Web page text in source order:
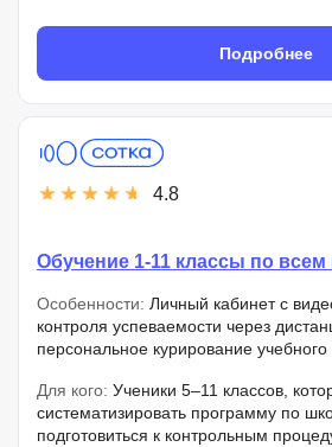
Подробнее
4.8
Обучение 1-11 классы по
Особенности: Личный кабинет с
контроля успеваемости через
персональное курирование учебного
Для кого: Ученики 5–11 классов,
систематизировать программу по
подготовиться к контрольным